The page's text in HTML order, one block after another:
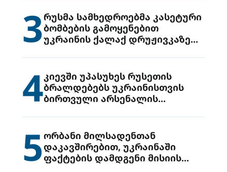
3რუსმა სამხედროებმა კასეტური
ბომბების გამოყენებით
უკრაინის ქალაქ დრუჟივკაზე
4კიევში უპასუხეს რუსეთის
ბრალდებებს უკრაინისთვის
ბირთვული არსენალის
5ორბანი მილსადენთან
დაკავშირებით, უკრაინაში
ფაქტების დამდგენი მისიის